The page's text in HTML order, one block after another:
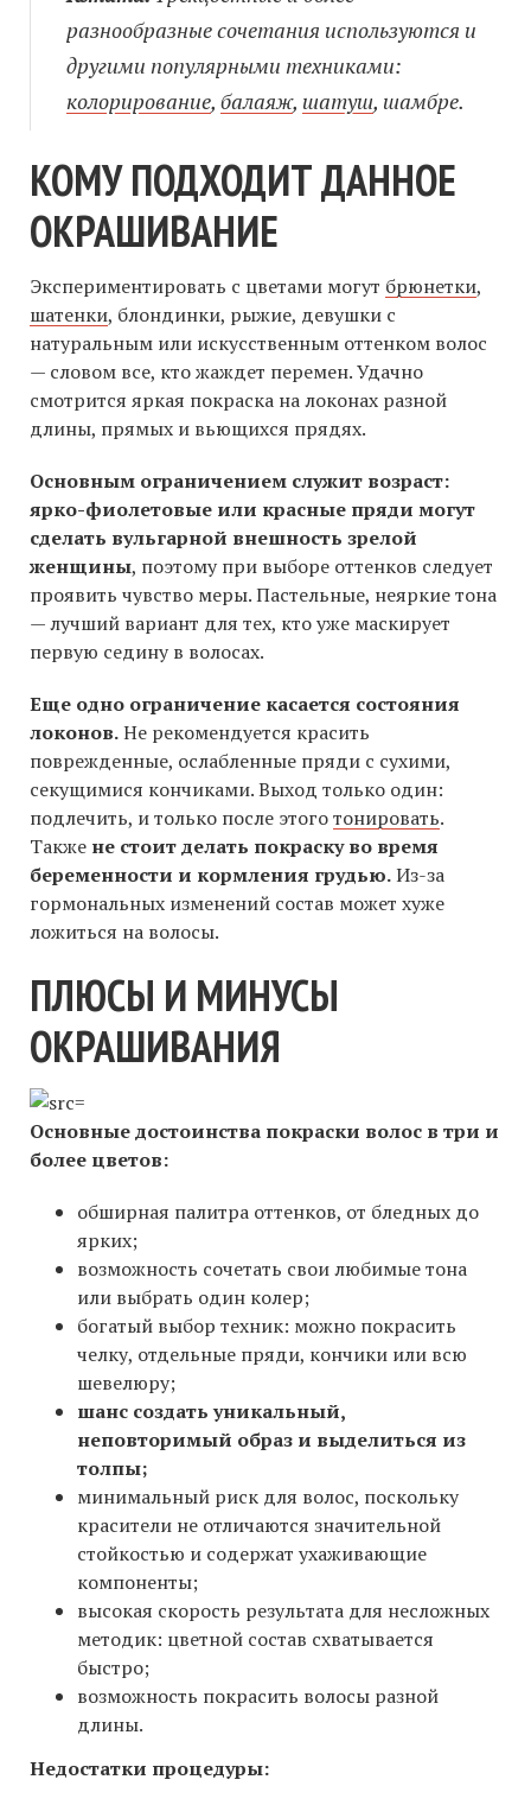
разнообразные сочетания используются и
другими популярными техниками:
колорирование, балаяж, шатуш, шамбре.
КОМУ ПОДХОДИТ ДАННОЕ
ОКРАШИВАНИЕ
Экспериментировать с цветами могут брюнетки,
шатенки, блондинки, рыжие, девушки с
натуральным или искусственным оттенком волос
— словом все, кто жаждет перемен. Удачно
смотрится яркая покраска на локонах разной
длины, прямых и вьющихся прядях.
Основным ограничением служит возраст:
ярко-фиолетовые или красные пряди могут
сделать вульгарной внешность зрелой
женщины, поэтому при выборе оттенков следует
проявить чувство меры. Пастельные, неяркие тона
— лучший вариант для тех, кто уже маскирует
первую седину в волосах.
Еще одно ограничение касается состояния
локонов.Не рекомендуется красить
поврежденные, ослабленные пряди с сухими,
секущимися кончиками. Выход только один:
подлечить, и только после этоготонировать.
Также не стоит делать покраску во время
беременности и кормления грудью.Из-за
гормональных изменений состав может хуже
ложиться на волосы.
ПЛЮСЫ И МИНУСЫ
ОКРАШИВАНИЯ
Основные достоинства покраски волос в три и
более цветов:
обширная палитра оттенков, от бледных до
ярких;
возможность сочетать свои любимые тона
или выбрать один колер;
богатый выбор техник: можно покрасить
челку, отдельные пряди, кончики или всю
шевелюру;
шанс создать уникальный,
неповторимый образ и выделиться из
толпы;
минимальный риск для волос, поскольку
красители не отличаются значительной
стойкостью и содержат ухаживающие
компоненты;
высокая скорость результата для несложных
методик: цветной состав схватывается
быстро;
возможность покрасить волосы разной
длины.
Недостатки процедуры: